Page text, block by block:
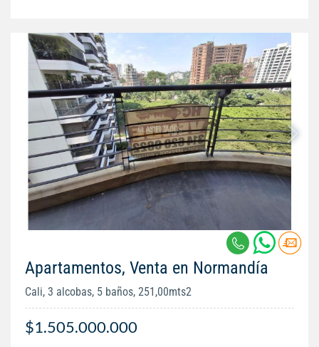
Apartamentos, Venta en Normandía
Cali, 3 alcobas, 5 baños, 251,00mts2
$1.505.000.000